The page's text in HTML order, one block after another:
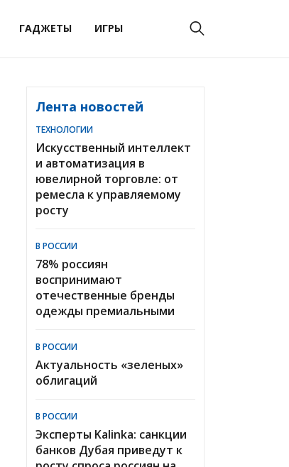
ГАДЖЕТЫ ИГРЫ
Лента новостей
ТЕХНОЛОГИИ
Искусственный интеллект
и автоматизация в
ювелирной торговле: от
ремесла к управляемому
росту
В РОССИИ
78% россиян
воспринимают
отечественные бренды
одежды премиальными
В РОССИИ
Актуальность «зеленых»
облигаций
В РОССИИ
Эксперты Kalinka: санкции
банков Дубая приведут к